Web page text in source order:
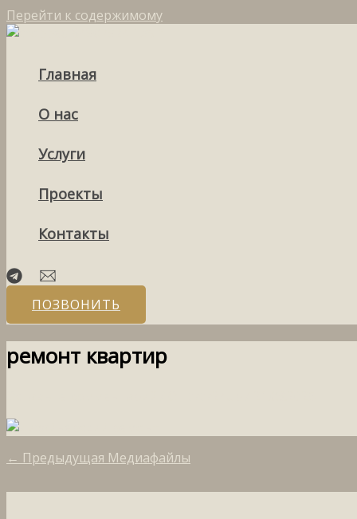
Перейти к содержимому
Главная
О нас
Услуги
Проекты
Контакты
ПОЗВОНИТЬ
ремонт квартир
← Предыдущая Медиафайлы